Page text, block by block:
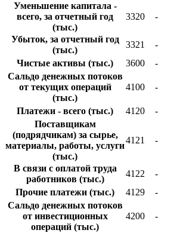
Уменьшение капитала -
всего, за отчетный год
(тыс.)
3320 -
Убыток, за отчетный год
(тыс.)
3321 -
Чистые активы (тыс.)
3600 -
Сальдо денежных потоков
от текущих операций
(тыс.)
4100 -
Платежи - всего (тыс.) 4120 -
Поставщикам
(подрядчикам) за сырье,
материалы, работы, услуги
(тыс.)
4121 -
В связи с оплатой труда
работников (тыс.)
4122 -
Прочие платежи (тыс.)
4129 -
Сальдо денежных потоков
от инвестиционных
операций (тыс.)
4200 -